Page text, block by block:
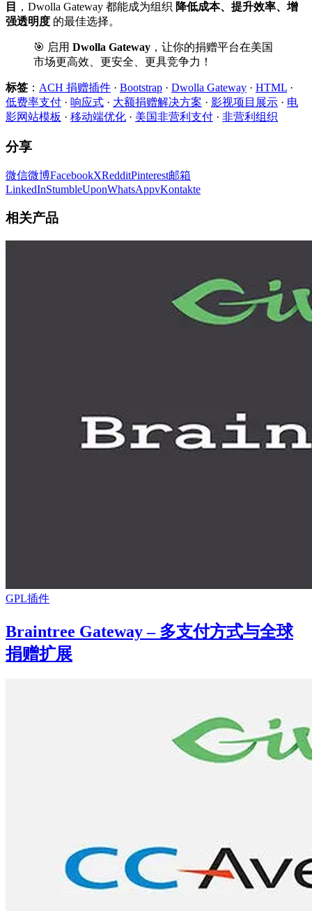
目
，Dwolla Gateway 都能成为组织 降低成本、提升效率、增
强透明度 的最佳选择。
🎯 启用 Dwolla Gateway ，让你的捐赠平台在美国
市场更高效、更安全、更具竞争力！
标签 ： ACH 捐赠插件 · Bootstrap · Dwolla Gateway · HTML ·
低费率支付 · 响应式 · 大额捐赠解决方案 · 影视项目展示 · 电
影网站模板 · 移动端优化 · 美国非营利支付 · 非营利组织
分享
微信微博FacebookXRedditPinterest邮箱
LinkedInStumbleUponWhatsAppvKontakte
相关产品
GPL插件
Braintree Gateway – 多支付方式与全球
捐赠扩展